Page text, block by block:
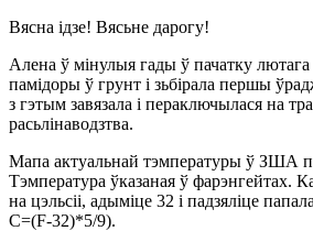
Вясна ідзе! Вясьне дарогу!
Алена ў мінулыя гады ў пачатку
памідоры ў грунт і зьбірала першы
з гэтым завязала і пераключылася на
расьлінаводзтва.
Мапа актуальнай тэмпературы ў ЗША
Тэмпература ўказаная ў фарэнгейтах.
на цэльсіі, адыміце 32 і падзяліце
C=(F-32)*5/9).